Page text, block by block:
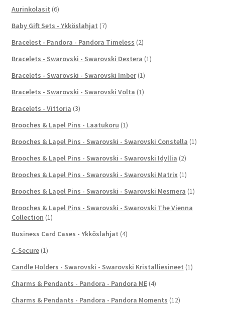
Aurinkolasit (6)
Baby Gift Sets - Ykköslahjat (7)
Bracelest - Pandora - Pandora Timeless (2)
Bracelets - Swarovski - Swarovski Dextera (1)
Bracelets - Swarovski - Swarovski Imber (1)
Bracelets - Swarovski - Swarovski Volta (1)
Bracelets - Vittoria (3)
Brooches & Lapel Pins - Laatukoru (1)
Brooches & Lapel Pins - Swarovski - Swarovski Constella (1)
Brooches & Lapel Pins - Swarovski - Swarovski Idyllia (2)
Brooches & Lapel Pins - Swarovski - Swarovski Matrix (1)
Brooches & Lapel Pins - Swarovski - Swarovski Mesmera (1)
Brooches & Lapel Pins - Swarovski - Swarovski The Vienna
Collection (1)
Business Card Cases - Ykköslahjat (4)
C-Secure (1)
Candle Holders - Swarovski - Swarovski Kristalliesineet (1)
Charms & Pendants - Pandora - Pandora ME (4)
Charms & Pendants - Pandora - Pandora Moments (12)